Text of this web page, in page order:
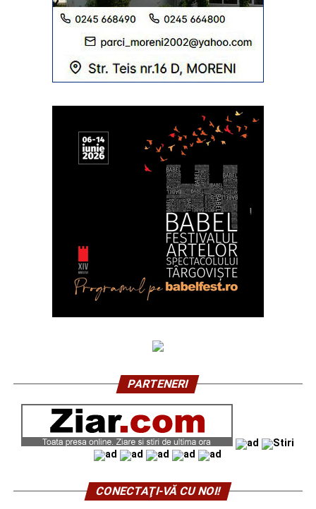
PARTENERI
CONECTAŢI-VĂ CU NOI!